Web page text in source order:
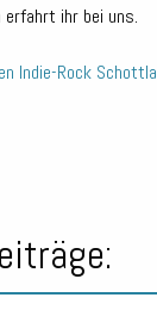
ihr bei uns.
Indie-Rock